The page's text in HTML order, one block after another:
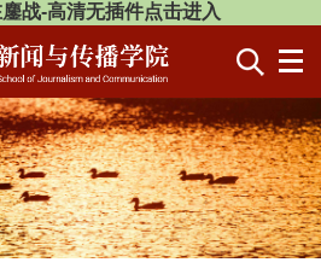
战-高清无插件点击进入